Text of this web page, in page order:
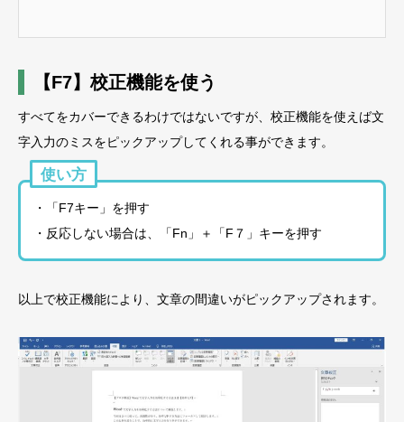
【F7】校正機能を使う
すべてをカバーできるわけではないですが、校正機能を使えば文
字入力のミスをピックアップしてくれる事ができます。
使い方
・「F7キー」を押す
・反応しない場合は、「Fn」＋「F７」キーを押す
以上で校正機能により、文章の間違いがピックアップされます。